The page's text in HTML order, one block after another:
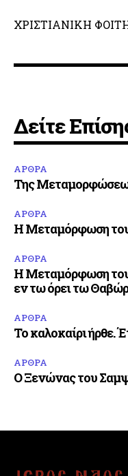
ΧΡΙΣΤΙΑΝΙΚΗ
Δείτε
ΑΡΘΡΑ
Της
ΑΡΘΡΑ
Η Μεταμόρφωση
ΑΡΘΡΑ
Η Μεταμόρφωση
εν τω όρει τω Θαβώρ
ΑΡΘΡΑ
Το καλοκαίρι ήρθε.
ΑΡΘΡΑ
Ο Ξενώνας του